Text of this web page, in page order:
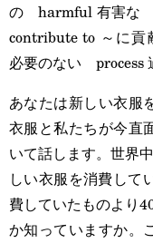
の harmful 有害な
contribute to ～に
必要のない process
あなたは新しい衣服
衣服と私たちが今直
いて話します。世界
しい衣服を消費して
費していたものより
か知っていますか。